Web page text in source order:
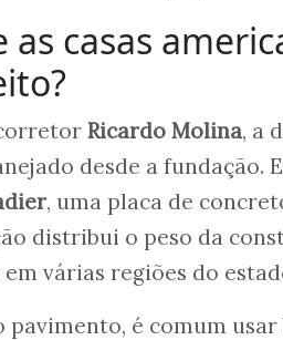
as casas
Ricardo Molina, a
desde a fundação.
, uma placa de
distribui o peso da
várias regiões do
é comum